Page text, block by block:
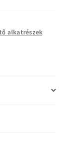
alkatrészek